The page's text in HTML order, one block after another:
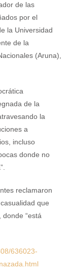
de las
por el
la Universidad
de la
(Aruna),
de la
la
a
incluso
donde no
reclamaron
que
donde “está
636023-